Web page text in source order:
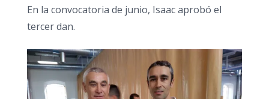
En la convocatoria de junio, Isaac aprobó el
tercer dan.